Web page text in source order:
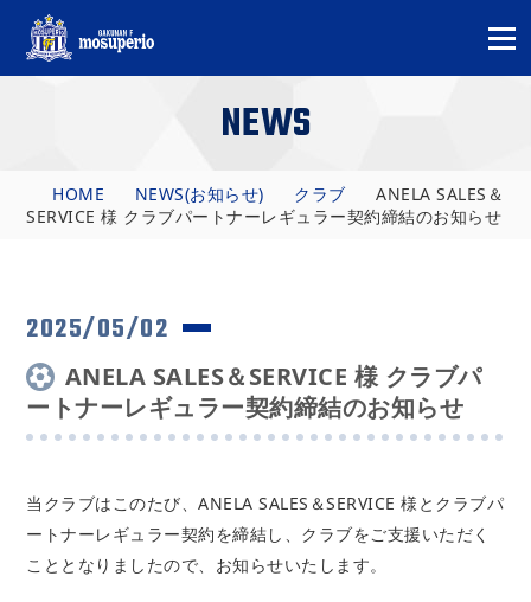
NEWS
HOME NEWS(お知らせ) クラブ
ANELA SALES＆
SERVICE 様 クラブパートナーレギュラー契約締結のお知らせ
2025/05/02
ANELA SALES＆SERVICE 様 クラブパ
ートナーレギュラー契約締結のお知らせ
当クラブはこのたび、ANELA SALES＆SERVICE 様と クラブパ
ートナーレギュラー契約を締結し、クラブをご支援いただく
こととなりましたので、お知らせいたします。